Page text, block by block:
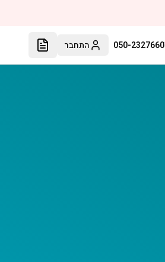
050-2327660 התחבר